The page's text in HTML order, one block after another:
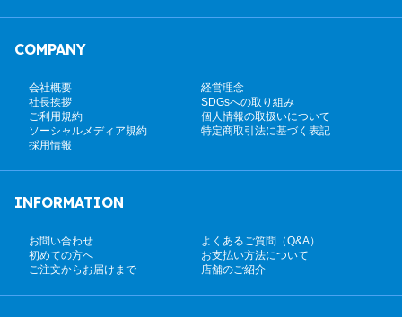
COMPANY
会社概要
経営理念
社長挨拶
SDGsへの取り組み
ご利用規約
個人情報の取扱いについて
ソーシャルメディア規約
特定商取引法に基づく表記
採用情報
INFORMATION
お問い合わせ
よくあるご質問（Q&A）
初めての方へ
お支払い方法について
ご注文からお届けまで
店舗のご紹介